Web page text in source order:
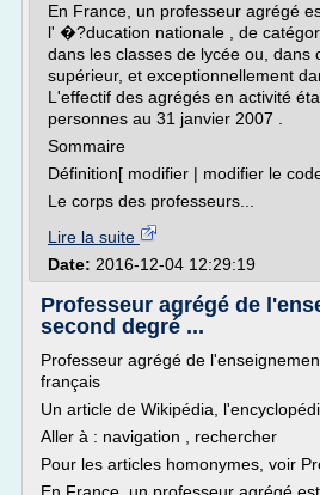
En France, un professeur agrégé
l' �?ducation nationale , de
dans les classes de lycée ou, dans
supérieur, et exceptionnellement
L'effectif des agrégés en activité
personnes au 31 janvier 2007 .
Sommaire
Définition[ modifier | modifier le
Le corps des professeurs...
Lire la suite
Date: 2016-12-04 12:29:19
Professeur agrégé de
second degré ...
Professeur agrégé de
français
Un article de Wikipédia,
Aller à : navigation , rechercher
Pour les articles homonymes, voir